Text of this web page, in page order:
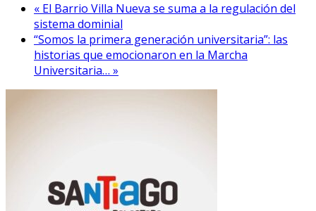
« El Barrio Villa Nueva se suma a la regulación del
sistema dominial
“Somos la primera generación universitaria”: las
historias que emocionaron en la Marcha
Universitaria… »